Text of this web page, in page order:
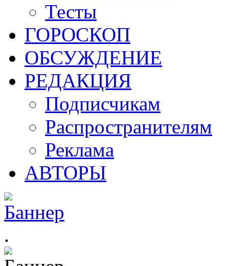
Тесты
ГОРОСКОП
ОБСУЖДЕНИЕ
РЕДАКЦИЯ
Подписчикам
Распространителям
Реклама
АВТОРЫ
.